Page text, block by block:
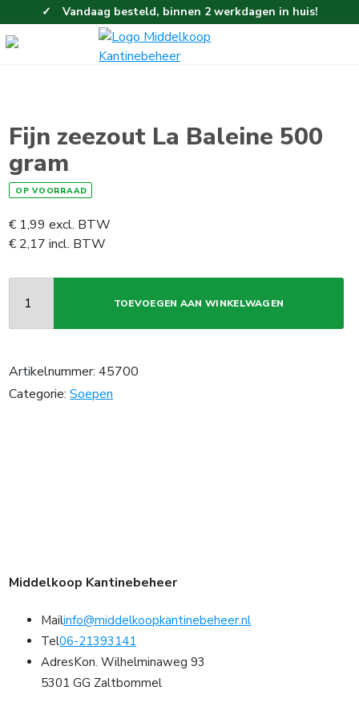
Vandaag besteld, binnen 2 werkdagen in huis!
Eenvoudig en gemakkelijk bestellen!
Gratis thuisbezorgd vanaf 100,-!
Fijn zeezout La Baleine 500
gram
OP VOORRAAD
€ 1,99 excl. BTW
€ 2,17 incl. BTW
TOEVOEGEN AAN WINKELWAGEN
Artikelnummer:45700
Categorie:Soepen
Middelkoop Kantinebeheer
Mailinfo@middelkoopkantinebeheer.nl
Tel06-21393141
AdresKon. Wilhelminaweg 93
5301 GG Zaltbommel